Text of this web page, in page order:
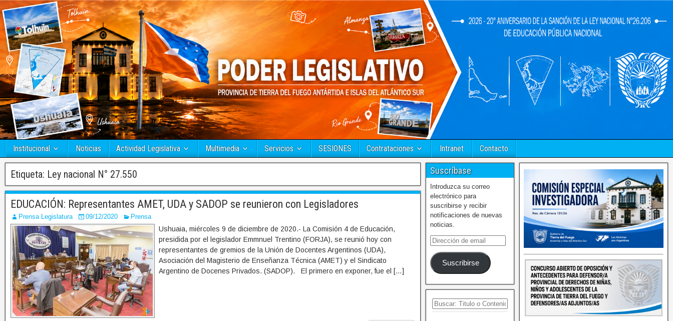
Institucional Noticias Actividad Legislativa Multimedia Servicios SESIONES Contrataciones Intranet Contacto
Etiqueta: Ley nacional N° 27.550
EDUCACIÓN: Representantes AMET, UDA y SADOP se reunieron con Legisladores
Prensa Legislatura 09/12/2020 Prensa
Ushuaia, miércoles 9 de diciembre de 2020.- La Comisión 4 de Educación,
presidida por el legislador Emmnuel Trentino (FORJA), se reunió hoy con
representantes de gremios de la Unión de Docentes Argentinos (UDA),
Asociación del Magisterio de Enseñanza Técnica (AMET) y el Sindicato
Argentino de Docenes Privados. (SADOP). El primero en exponer, fue el […]
Suscríbase
Introduzca su correo
electrónico para
suscribirse y recibir
notificaciones de nuevas
noticias.
Suscribirse